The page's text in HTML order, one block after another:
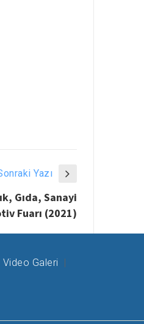
Yazı
Gıda, Sanayi
Fuarı (2021)
Video Galeri